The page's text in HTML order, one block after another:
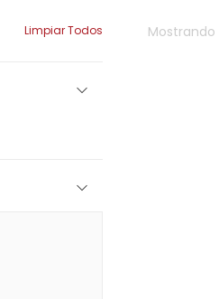
Mostrando
Limpiar Todos